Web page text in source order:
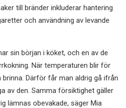
till bränder inkluderar hantering
och användning av levande
sin början i köket, och en av de
När temperaturen blir för
Därför får man aldrig gå ifrån
av den. Samma försiktighet gäller
lämnas obevakade, säger Mia